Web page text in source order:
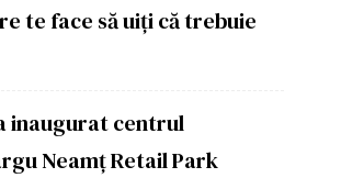
te face să uiți că trebuie
inaugurat centrul
Neamț Retail Park